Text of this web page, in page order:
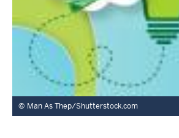
Man As Thep/Shutterstock.com